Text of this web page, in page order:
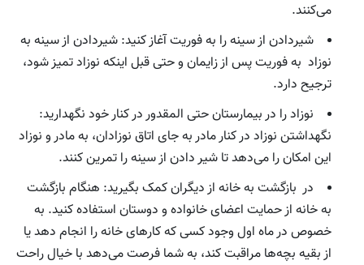
می‌کنند.
شیردادن از سینه را به فوریت آغاز کنید: شیردادن از سینه به
نوزاد به فوریت پس از زایمان و حتی قبل اینکه نوزاد تمیز شود،
ترجیح دارد.
نوزاد را در بیمارستان حتی المقدور در کنار خود نگهدارید:
نگهداشتن نوزاد در کنار مادر به جای اتاق نوزادان، به مادر و نوزاد
این امکان را می‌دهد تا شیر دادن از سینه را تمرین کنند.
در بازگشت به خانه از دیگران کمک بگیرید: هنگام بازگشت
به خانه از حمایت اعضای خانواده و دوستان استفاده کنید. به
خصوص در ماه اول وجود کسی که کارهای خانه را انجام دهد یا
از بقیه بچه‌ها مراقبت کند، به شما فرصت می‌دهد با خیال راحت